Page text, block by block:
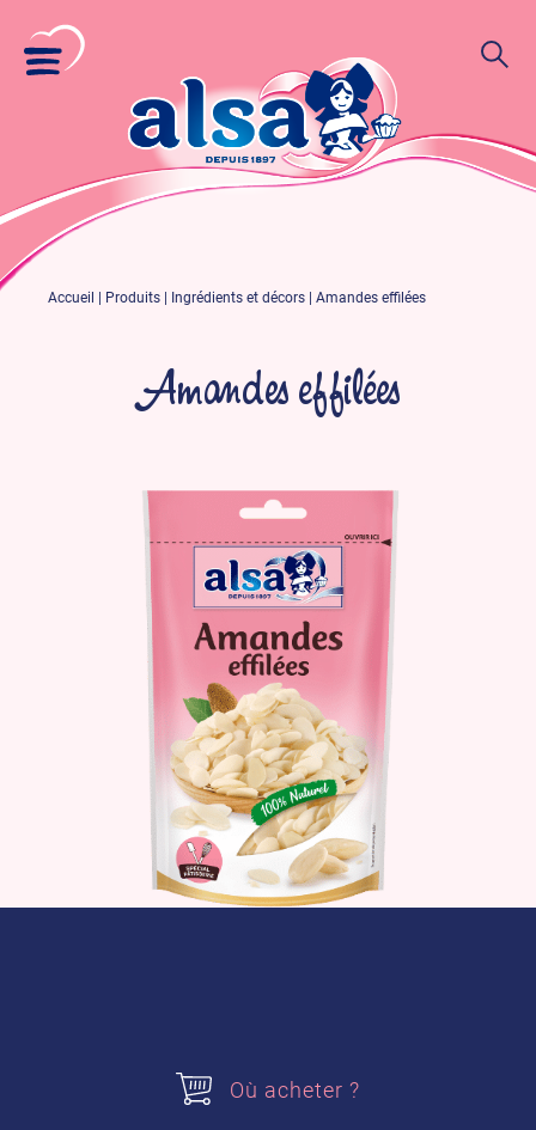
Accueil Produits Ingrédients et décors Amandes effilées
Amandes effilées
Pour les amoureux d’amande, les
amandes effilées alsa vous permettront
Où acheter ?